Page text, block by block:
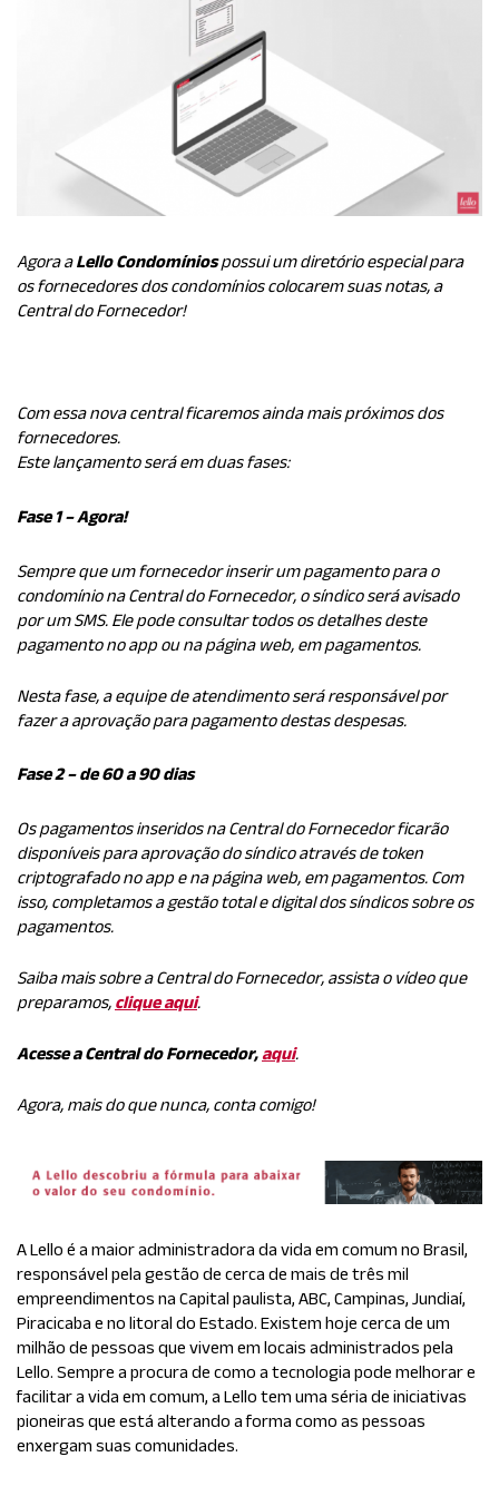
Agora aLello Condomíniospossui um diretório especial para
os fornecedores dos condomínios colocarem suas notas, a
Central do Fornecedor!
Com essa nova central ficaremos ainda mais próximos dos
fornecedores.
Este lançamento será em duas fases:
Fase 1 – Agora!
Sempre que um fornecedor inserir um pagamento para o
condomínio na Central do Fornecedor, o síndico será avisado
por um SMS. Ele pode consultar todos os detalhes deste
pagamento no app ou na página web, em pagamentos.
Nesta fase, a equipe de atendimento será responsável por
fazer a aprovação para pagamento destas despesas.
Fase 2 – de 60 a 90 dias
Os pagamentos inseridos na Central do Fornecedor ficarão
disponíveis para aprovação do síndico através de token
criptografado no app e na página web, em pagamentos. Com
isso, completamos a gestão total e digital dos síndicos sobre os
pagamentos.
Saiba mais sobre a Central do Fornecedor, assista o vídeo que
preparamos, clique aqui.
Acesse a Central do Fornecedor,aqui.
Agora, mais do que nunca, conta comigo!
A Lello é a maior administradora da vida em comum no Brasil,
responsável pela gestão de cerca de mais de três mil
empreendimentos na Capital paulista, ABC, Campinas, Jundiaí,
Piracicaba e no litoral do Estado. Existem hoje cerca de um
milhão de pessoas que vivem em locais administrados pela
Lello. Sempre a procura de como a tecnologia pode melhorar e
facilitar a vida em comum, a Lello tem uma séria de iniciativas
pioneiras que está alterando a forma como as pessoas
enxergam suas comunidades.